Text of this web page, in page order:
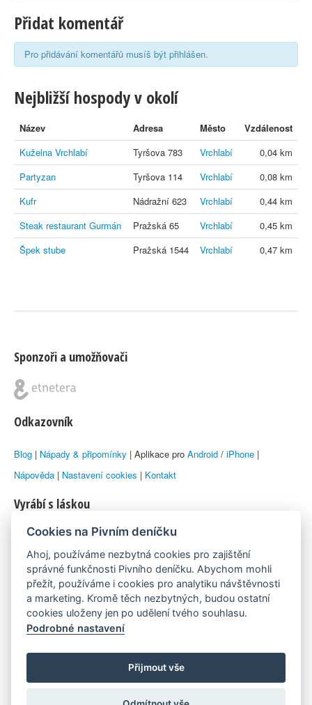
Přidat komentář
Pro přidávání komentářů musíš být přihlášen.
Nejbližší hospody v okolí
Název Adresa Město
Vzdálenost
Kuželna Vrchlabí
Tyršova 783 Vrchlabí
0,04 km
Partyzan
Tyršova 114 Vrchlabí
0,08 km
Kufr
Nádražní 623 Vrchlabí
0,44 km
Steak restaurant Gurmán
Pražská 65 Vrchlabí
0,45 km
Špek stube
Pražská 1544 Vrchlabí 0,47 km
Sponzoři a umožňovači
Odkazovník
Blog | Nápady & připomínky | Aplikace pro Android / iPhone |
Nápověda | Nastavení cookies | Kontakt
Vyrábí s láskou
© 2010–2026 byLukáš Zemanaka Emka
Máme rádi
Pivní.info
Poznámka pod čarou
Pivní deníček je nezávislý zdroj, který není spjat s žádným
konkrétním pivovarem ani restaurací. Názory uživatelů nemusí nutně
Cookies na Pivním deníčku
Ahoj, používáme nezbytná cookies pro zajištění
správné funkčnosti Pivního deníčku. Abychom mohli
přežít, používáme i cookies pro analytiku návštěvnosti
a marketing. Kromě těch nezbytných, budou ostatní
cookies uloženy jen po udělení tvého souhlasu.
Podrobné nastavení
Přijmout vše